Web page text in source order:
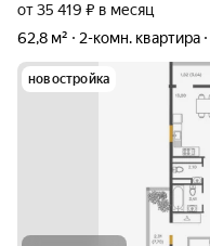
от 35 419 ₽ в месяц
62,8 м²
2-комн. квартира
новостройка